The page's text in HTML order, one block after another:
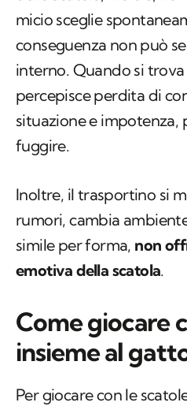
micio sceglie
conseguenza non può
interno. Quando si
percepisce perdita di
situazione e impotenza,
fuggire.
Inoltre, il trasportino si
rumori, cambia
simile per forma, non
emotiva della scatola.
Come giocare
insieme al
Per giocare con le